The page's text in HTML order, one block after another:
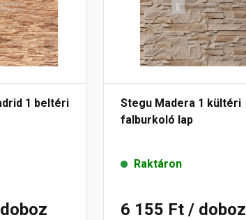
1 beltéri
Stegu Madera 1 kültéri
falburkoló lap
Raktáron
6 155 Ft / doboz